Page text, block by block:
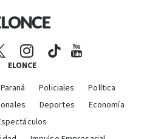
ELONCE
Paraná Policiales
Política
Deportes
Economía